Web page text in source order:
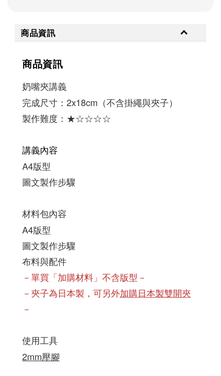
商品資訊
商品資訊
奶嘴夾講義
完成尺寸： 2x18cm（不含掛繩與夾子）
製作難度：★☆☆☆☆
講義內容
圖文製作步驟
材料包內容
A4版型
圖文製作步驟
布料與配件
－單買「加購材料」不含版型－
－夾子為日本製，可另外加購日本製雙開夾
－
使用工具
2mm壓腳